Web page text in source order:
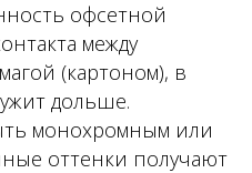
офсетной
между
(картоном), в
дольше.
монохромным или
оттенки получают